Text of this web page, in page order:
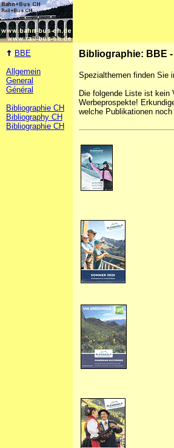
BBE
Allgemein
General
Général
Bibliographie CH
Bibliography CH
Bibliographie CH
Bibliographie: BBE
Spezialthemen finden Sie
Die folgende Liste ist kein
Werbeprospekte!
welche Publikationen